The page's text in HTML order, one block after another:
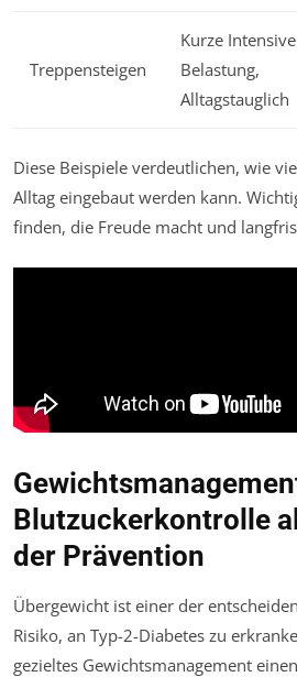
Treppensteigen
Kurze Intensive
Belastung,
Alltagstauglich
Diese Beispiele verdeutlichen, wie
Alltag eingebaut werden kann.
finden, die Freude macht und
Blutzuckerkontrolle
der Prävention
Übergewicht ist einer der
Risiko, an Typ-2-Diabetes zu
gezieltes Gewichtsmanagement